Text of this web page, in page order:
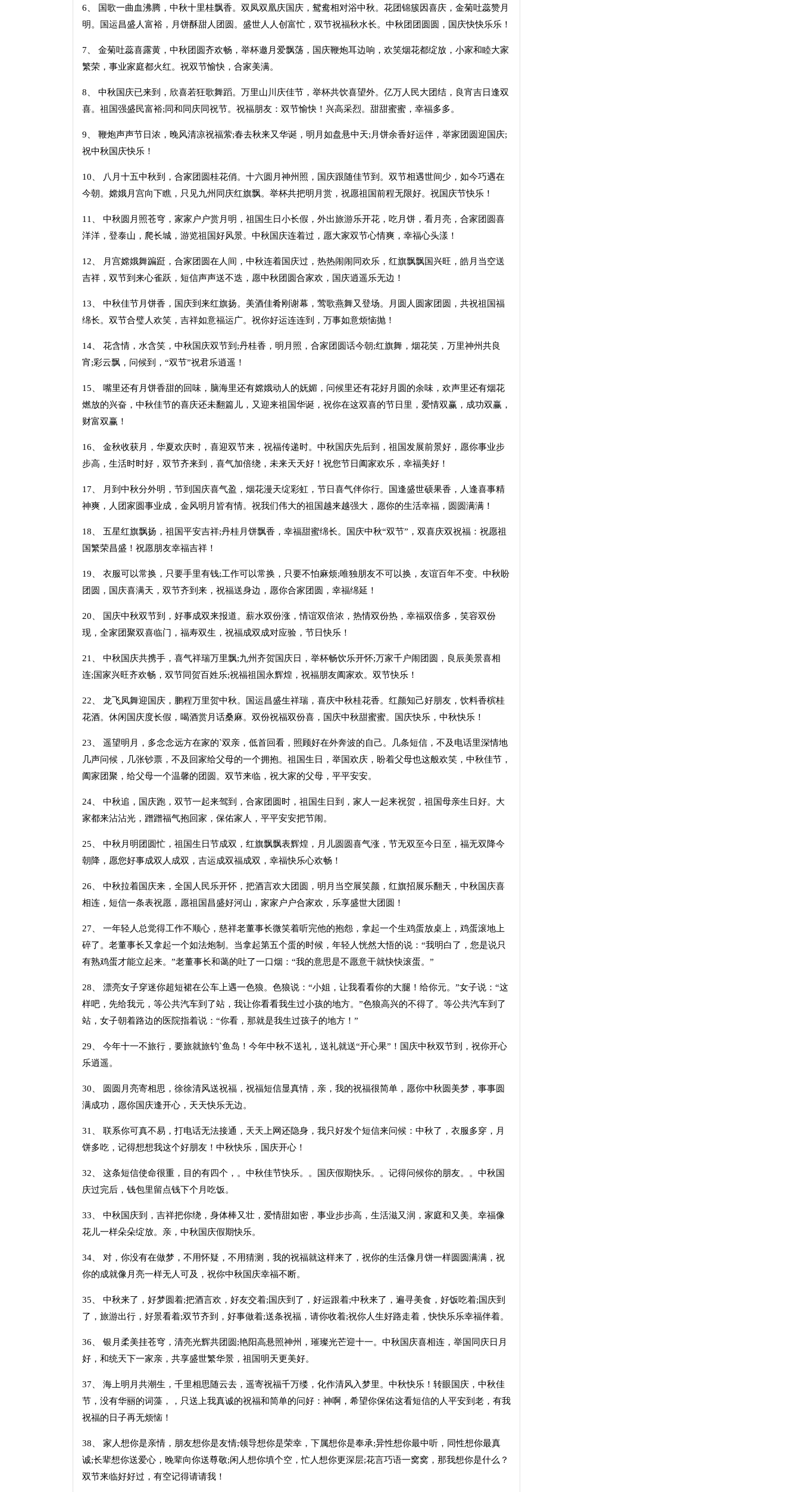
6、 国歌一曲血沸腾，中秋十里桂飘香。双凤双凰庆国庆，鸳鸯相对浴中秋。花团锦簇因喜庆，金菊吐蕊赞月
明。国运昌盛人富裕，月饼酥甜人团圆。盛世人人创富忙，双节祝福秋水长。中秋团团圆圆，国庆快快乐乐！
7、 金菊吐蕊喜露黄，中秋团圆齐欢畅，举杯邀月爱飘荡，国庆鞭炮耳边响，欢笑烟花都绽放，小家和睦大家
繁荣，事业家庭都火红。祝双节愉快，合家美满。
8、 中秋国庆已来到，欣喜若狂歌舞蹈。万里山川庆佳节，举杯共饮喜望外。亿万人民大团结，良宵吉日逢双
喜。祖国强盛民富裕;同和同庆同祝节。祝福朋友：双节愉快！兴高采烈。甜甜蜜蜜，幸福多多。
9、 鞭炮声声节日浓，晚风清凉祝福萦;春去秋来又华诞，明月如盘悬中天;月饼余香好运伴，举家团圆迎国庆;
祝中秋国庆快乐！
10、 八月十五中秋到，合家团圆桂花俏。十六圆月神州照，国庆跟随佳节到。双节相遇世间少，如今巧遇在
今朝。嫦娥月宫向下瞧，只见九州同庆红旗飘。举杯共把明月赏，祝愿祖国前程无限好。祝国庆节快乐！
11、 中秋圆月照苍穹，家家户户赏月明，祖国生日小长假，外出旅游乐开花，吃月饼，看月亮，合家团圆喜
洋洋，登泰山，爬长城，游览祖国好风景。中秋国庆连着过，愿大家双节心情爽，幸福心头漾！
12、 月宫嫦娥舞蹁跹，合家团圆在人间，中秋连着国庆过，热热闹闹同欢乐，红旗飘飘国兴旺，皓月当空送
吉祥，双节到来心雀跃，短信声声送不迭，愿中秋团圆合家欢，国庆逍遥乐无边！
13、 中秋佳节月饼香，国庆到来红旗扬。美酒佳肴刚谢幕，莺歌燕舞又登场。月圆人圆家团圆，共祝祖国福
绵长。双节合璧人欢笑，吉祥如意福运广。祝你好运连连到，万事如意烦恼抛！
14、 花含情，水含笑，中秋国庆双节到;丹桂香，明月照，合家团圆话今朝;红旗舞，烟花笑，万里神州共良
宵;彩云飘，问候到，“双节”祝君乐逍遥！
15、 嘴里还有月饼香甜的回味，脑海里还有嫦娥动人的妩媚，问候里还有花好月圆的余味，欢声里还有烟花
燃放的兴奋，中秋佳节的喜庆还未翻篇儿，又迎来祖国华诞，祝你在这双喜的节日里，爱情双赢，成功双赢，
财富双赢！
16、 金秋收获月，华夏欢庆时，喜迎双节来，祝福传递时。中秋国庆先后到，祖国发展前景好，愿你事业步
步高，生活时时好，双节齐来到，喜气加倍绕，未来天天好！祝您节日阖家欢乐，幸福美好！
17、 月到中秋分外明，节到国庆喜气盈，烟花漫天绽彩虹，节日喜气伴你行。国逢盛世硕果香，人逢喜事精
神爽，人团家圆事业成，金风明月皆有情。祝我们伟大的祖国越来越强大，愿你的生活幸福，圆圆满满！
18、 五星红旗飘扬，祖国平安吉祥;丹桂月饼飘香，幸福甜蜜绵长。国庆中秋“双节”，双喜庆双祝福：祝愿祖
国繁荣昌盛！祝愿朋友幸福吉祥！
19、 衣服可以常换，只要手里有钱;工作可以常换，只要不怕麻烦;唯独朋友不可以换，友谊百年不变。中秋盼
团圆，国庆喜满天，双节齐到来，祝福送身边，愿你合家团圆，幸福绵延！
20、 国庆中秋双节到，好事成双来报道。薪水双份涨，情谊双倍浓，热情双份热，幸福双倍多，笑容双份
现，全家团聚双喜临门，福寿双生，祝福成双成对应验，节日快乐！
21、 中秋国庆共携手，喜气祥瑞万里飘;九州齐贺国庆日，举杯畅饮乐开怀;万家千户闹团圆，良辰美景喜相
连;国家兴旺齐欢畅，双节同贺百姓乐;祝福祖国永辉煌，祝福朋友阖家欢。双节快乐！
22、 龙飞凤舞迎国庆，鹏程万里贺中秋。国运昌盛生祥瑞，喜庆中秋桂花香。红颜知己好朋友，饮料香槟桂
花酒。休闲国庆度长假，喝酒赏月话桑麻。双份祝福双份喜，国庆中秋甜蜜蜜。国庆快乐，中秋快乐！
23、 遥望明月，多念念远方在家的`双亲，低首回看，照顾好在外奔波的自己。几条短信，不及电话里深情地
几声问候，几张钞票，不及回家给父母的一个拥抱。祖国生日，举国欢庆，盼着父母也这般欢笑，中秋佳节，
阖家团聚，给父母一个温馨的团圆。双节来临，祝大家的父母，平平安安。
24、 中秋追，国庆跑，双节一起来驾到，合家团圆时，祖国生日到，家人一起来祝贺，祖国母亲生日好。大
家都来沾沾光，蹭蹭福气抱回家，保佑家人，平平安安把节闹。
25、 中秋月明团圆忙，祖国生日节成双，红旗飘飘表辉煌，月儿圆圆喜气涨，节无双至今日至，福无双降今
朝降，愿您好事成双人成双，吉运成双福成双，幸福快乐心欢畅！
26、 中秋拉着国庆来，全国人民乐开怀，把酒言欢大团圆，明月当空展笑颜，红旗招展乐翻天，中秋国庆喜
相连，短信一条表祝愿，愿祖国昌盛好河山，家家户户合家欢，乐享盛世大团圆！
27、 一年轻人总觉得工作不顺心，慈祥老董事长微笑着听完他的抱怨，拿起一个生鸡蛋放桌上，鸡蛋滚地上
碎了。老董事长又拿起一个如法炮制。当拿起第五个蛋的时候，年轻人恍然大悟的说：“我明白了，您是说只
有熟鸡蛋才能立起来。”老董事长和蔼的吐了一口烟：“我的意思是不愿意干就快快滚蛋。”
28、 漂亮女子穿迷你超短裙在公车上遇一色狼。色狼说：“小姐，让我看看你的大腿！给你元。”女子说：“这
样吧，先给我元，等公共汽车到了站，我让你看看我生过小孩的地方。”色狼高兴的不得了。等公共汽车到了
站，女子朝着路边的医院指着说：“你看，那就是我生过孩子的地方！”
29、 今年十一不旅行，要旅就旅钓`鱼岛！今年中秋不送礼，送礼就送“开心果”！国庆中秋双节到，祝你开心
乐逍遥。
30、 圆圆月亮寄相思，徐徐清风送祝福，祝福短信显真情，亲，我的祝福很简单，愿你中秋圆美梦，事事圆
满成功，愿你国庆逢开心，天天快乐无边。
31、 联系你可真不易，打电话无法接通，天天上网还隐身，我只好发个短信来问候：中秋了，衣服多穿，月
饼多吃，记得想想我这个好朋友！中秋快乐，国庆开心！
32、 这条短信使命很重，目的有四个，。中秋佳节快乐。。国庆假期快乐。。记得问候你的朋友。。中秋国
庆过完后，钱包里留点钱下个月吃饭。
33、 中秋国庆到，吉祥把你绕，身体棒又壮，爱情甜如密，事业步步高，生活滋又润，家庭和又美。幸福像
花儿一样朵朵绽放。亲，中秋国庆假期快乐。
34、 对，你没有在做梦，不用怀疑，不用猜测，我的祝福就这样来了，祝你的生活像月饼一样圆圆满满，祝
你的成就像月亮一样无人可及，祝你中秋国庆幸福不断。
35、 中秋来了，好梦圆着;把酒言欢，好友交着;国庆到了，好运跟着;中秋来了，遍寻美食，好饭吃着;国庆到
了，旅游出行，好景看着;双节齐到，好事做着;送条祝福，请你收着;祝你人生好路走着，快快乐乐幸福伴着。
36、 银月柔美挂苍穹，清亮光辉共团圆;艳阳高悬照神州，璀璨光芒迎十一。中秋国庆喜相连，举国同庆日月
好，和统天下一家亲，共享盛世繁华景，祖国明天更美好。
37、 海上明月共潮生，千里相思随云去，遥寄祝福千万缕，化作清风入梦里。中秋快乐！转眼国庆，中秋佳
节，没有华丽的词藻，，只送上我真诚的祝福和简单的问好：神啊，希望你保佑这看短信的人平安到老，有我
祝福的日子再无烦恼！
38、 家人想你是亲情，朋友想你是友情;领导想你是荣幸，下属想你是奉承;异性想你最中听，同性想你最真
诚;长辈想你送爱心，晚辈向你送尊敬;闲人想你填个空，忙人想你更深层;花言巧语一窝窝，那我想你是什么？
双节来临好好过，有空记得请请我！